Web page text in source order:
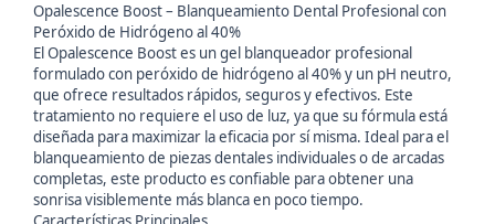
Opalescence Boost – Blanqueamiento Dental Profesional con
Peróxido de Hidrógeno al 40%
El Opalescence Boost es un gel blanqueador profesional
formulado con peróxido de hidrógeno al 40% y un pH neutro,
que ofrece resultados rápidos, seguros y efectivos. Este
tratamiento no requiere el uso de luz, ya que su fórmula está
diseñada para maximizar la eficacia por sí misma. Ideal para el
blanqueamiento de piezas dentales individuales o de arcadas
completas, este producto es confiable para obtener una
sonrisa visiblemente más blanca en poco tiempo.